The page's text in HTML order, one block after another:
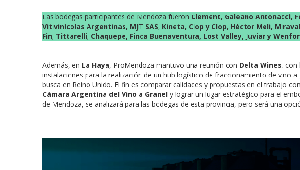
Las bodegas participantes de Mendoza fueron Clement, Galeano Antonacci,
Vitivinícolas Argentinas, MJT SAS, Kineta, Clop y Clop, Héctor Meli,
Fin, Tittarelli, Chaquepe, Finca Buenaventura, Lost Valley, Juviar y Wenfor
Además, en La Haya, ProMendoza mantuvo una reunión con Delta Wines, con
instalaciones para la realización de un hub logístico de fraccionamiento de vino
busca en Reino Unido. El fin es comparar calidades y propuestas en el trabajo
Cámara Argentina del Vino a Granel y lograr un lugar estratégico para el
de Mendoza, se analizará para las bodegas de esta provincia, pero será una